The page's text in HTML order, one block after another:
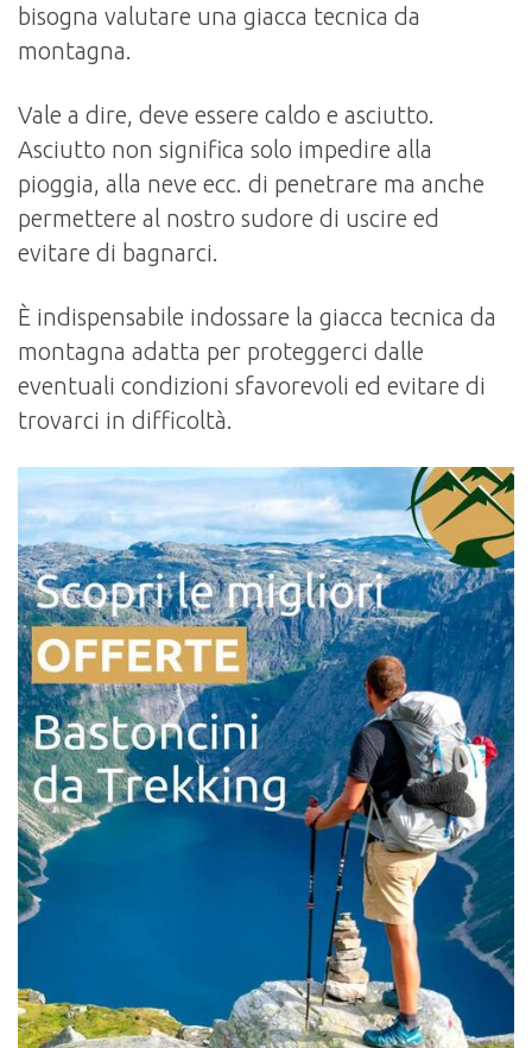
bisogna valutare una giacca tecnica da
montagna.
Vale a dire, deve essere caldo e asciutto.
Asciutto non significa solo impedire alla
pioggia, alla neve ecc. di penetrare ma anche
permettere al nostro sudore di uscire ed
evitare di bagnarci.
È indispensabile indossare la giacca tecnica da
montagna adatta per proteggerci dalle
eventuali condizioni sfavorevoli ed evitare di
trovarci in difficoltà.